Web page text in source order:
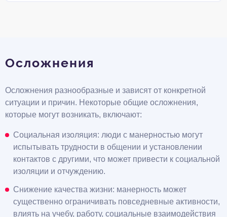
Осложнения
Осложнения разнообразные и зависят от конкретной
ситуации и причин. Некоторые общие осложнения,
которые могут возникать, включают:
Социальная изоляция: люди с манерностью могут
испытывать трудности в общении и установлении
контактов с другими, что может привести к социальной
изоляции и отчуждению.
Снижение качества жизни: манерность может
существенно ограничивать повседневные активности,
влиять на учебу, работу, социальные взаимодействия